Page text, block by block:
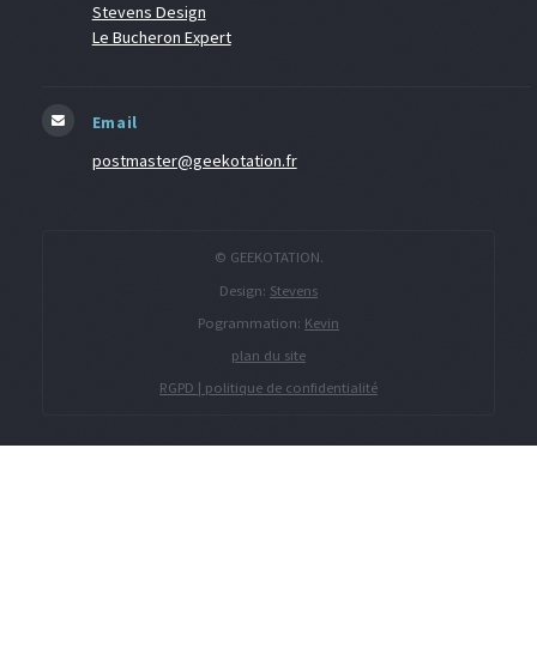
Stevens Design
Le Bucheron Expert
Email
postmaster@geekotation.fr
© GEEKOTATION.
Design: Stevens
Pogrammation: Kevin
plan du site
RGPD | politique de confidentialité